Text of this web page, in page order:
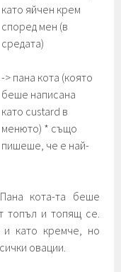
като яйчен крем
според мен (в
средата)
-> пана кота (която
беше написана
като custard в
менюто) * също
пишеше, че е най-
кота-та беше
топъл и топящ се.
и като кремче, но
овации.